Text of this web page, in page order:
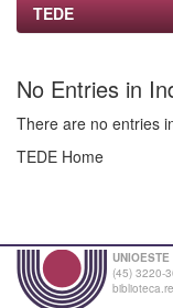
TEDE
No Entries in
There are no entries
TEDE Home
UNIOESTE
(45) 3220-